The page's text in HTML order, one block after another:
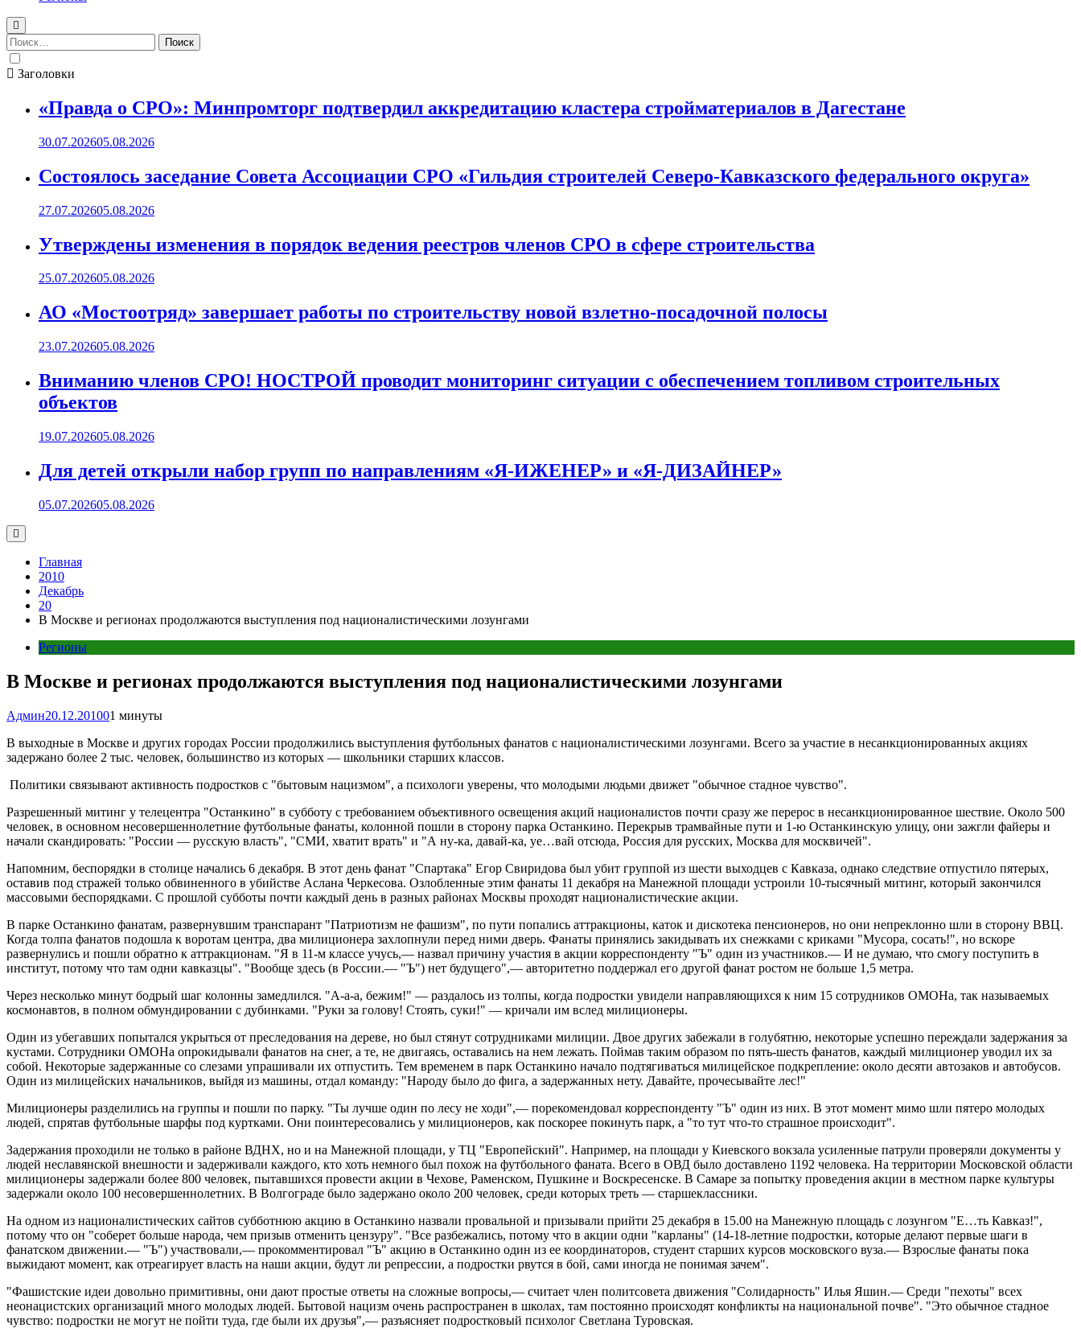
Найти:
Заголовки
«Правда о СРО»: Минпромторг подтвердил аккредитацию кластера стройматериалов в Дагестане
30.07.202605.08.2026
Состоялось заседание Совета Ассоциации СРО «Гильдия строителей Северо-Кавказского федерального округа»
27.07.202605.08.2026
Утверждены изменения в порядок ведения реестров членов СРО в сфере строительства
25.07.202605.08.2026
АО «Мостоотряд» завершает работы по строительству новой взлетно-посадочной полосы
23.07.202605.08.2026
Вниманию членов СРО! НОСТРОЙ проводит мониторинг ситуации с обеспечением топливом строительных
объектов
19.07.202605.08.2026
Для детей открыли набор групп по направлениям «Я-ИЖЕНЕР» и «Я-ДИЗАЙНЕР»
05.07.202605.08.2026
Главная
2010
Декабрь
20
В Москве и регионах продолжаются выступления под националистическими лозунгами
Регионы
В Москве и регионах продолжаются выступления под националистическими лозунгами
Админ20.12.201001 минуты
В выходные в Москве и других городах России продолжились выступления футбольных фанатов с националистическими лозунгами. Всего за участие в несанкционированных акциях
задержано более 2 тыс. человек, большинство из которых — школьники старших классов.
Политики связывают активность подростков с "бытовым нацизмом", а психологи уверены, что молодыми людьми движет "обычное стадное чувство".
Разрешенный митинг у телецентра "Останкино" в субботу с требованием объективного освещения акций националистов почти сразу же перерос в несанкционированное шествие. Около 500
человек, в основном несовершеннолетние футбольные фанаты, колонной пошли в сторону парка Останкино. Перекрыв трамвайные пути и 1-ю Останкинскую улицу, они зажгли файеры и
начали скандировать: "России — русскую власть", "СМИ, хватит врать" и "А ну-ка, давай-ка, уе…вай отсюда, Россия для русских, Москва для москвичей".
Напомним, беспорядки в столице начались 6 декабря. В этот день фанат "Спартака" Егор Свиридова был убит группой из шести выходцев с Кавказа, однако следствие отпустило пятерых,
оставив под стражей только обвиненного в убийстве Аслана Черкесова. Озлобленные этим фанаты 11 декабря на Манежной площади устроили 10-тысячный митинг, который закончился
массовыми беспорядками. С прошлой субботы почти каждый день в разных районах Москвы проходят националистические акции.
В парке Останкино фанатам, развернувшим транспарант "Патриотизм не фашизм", по пути попались аттракционы, каток и дискотека пенсионеров, но они непреклонно шли в сторону ВВЦ.
Когда толпа фанатов подошла к воротам центра, два милиционера захлопнули перед ними дверь. Фанаты принялись закидывать их снежками с криками "Мусора, сосать!", но вскоре
развернулись и пошли обратно к аттракционам. "Я в 11-м классе учусь,— назвал причину участия в акции корреспонденту "Ъ" один из участников.— И не думаю, что смогу поступить в
институт, потому что там одни кавказцы". "Вообще здесь (в России.— "Ъ") нет будущего",— авторитетно поддержал его другой фанат ростом не больше 1,5 метра.
Через несколько минут бодрый шаг колонны замедлился. "А-а-а, бежим!" — раздалось из толпы, когда подростки увидели направляющихся к ним 15 сотрудников ОМОНа, так называемых
космонавтов, в полном обмундировании с дубинками. "Руки за голову! Стоять, суки!" — кричали им вслед милиционеры.
Один из убегавших попытался укрыться от преследования на дереве, но был стянут сотрудниками милиции. Двое других забежали в голубятню, некоторые успешно переждали задержания за
кустами. Сотрудники ОМОНа опрокидывали фанатов на снег, а те, не двигаясь, оставались на нем лежать. Поймав таким образом по пять-шесть фанатов, каждый милиционер уводил их за
собой. Некоторые задержанные со слезами упрашивали их отпустить. Тем временем в парк Останкино начало подтягиваться милицейское подкрепление: около десяти автозаков и автобусов.
Один из милицейских начальников, выйдя из машины, отдал команду: "Народу было до фига, а задержанных нету. Давайте, прочесывайте лес!"
Милиционеры разделились на группы и пошли по парку. "Ты лучше один по лесу не ходи",— порекомендовал корреспонденту "Ъ" один из них. В этот момент мимо шли пятеро молодых
людей, спрятав футбольные шарфы под куртками. Они поинтересовались у милиционеров, как поскорее покинуть парк, а "то тут что-то страшное происходит".
Задержания проходили не только в районе ВДНХ, но и на Манежной площади, у ТЦ "Европейский". Например, на площади у Киевского вокзала усиленные патрули проверяли документы у
людей неславянской внешности и задерживали каждого, кто хоть немного был похож на футбольного фаната. Всего в ОВД было доставлено 1192 человека. На территории Московской области
милиционеры задержали более 800 человек, пытавшихся провести акции в Чехове, Раменском, Пушкине и Воскресенске. В Самаре за попытку проведения акции в местном парке культуры
задержали около 100 несовершеннолетних. В Волгограде было задержано около 200 человек, среди которых треть — старшеклассники.
На одном из националистических сайтов субботнюю акцию в Останкино назвали провальной и призывали прийти 25 декабря в 15.00 на Манежную площадь с лозунгом "Е…ть Кавказ!",
потому что он "соберет больше народа, чем призыв отменить цензуру". "Все разбежались, потому что в акции одни "карланы" (14-18-летние подростки, которые делают первые шаги в
фанатском движении.— "Ъ") участвовали,— прокомментировал "Ъ" акцию в Останкино один из ее координаторов, студент старших курсов московского вуза.— Взрослые фанаты пока
выжидают момент, как отреагирует власть на наши акции, будут ли репрессии, а подростки рвутся в бой, сами иногда не понимая зачем".
"Фашистские идеи довольно примитивны, они дают простые ответы на сложные вопросы,— считает член политсовета движения "Солидарность" Илья Яшин.— Среди "пехоты" всех
неонацистских организаций много молодых людей. Бытовой нацизм очень распространен в школах, там постоянно происходят конфликты на национальной почве". "Это обычное стадное
чувство: подростки не могут не пойти туда, где были их друзья",— разъясняет подростковый психолог Светлана Туровская.